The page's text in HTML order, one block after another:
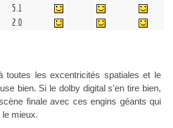
5.1
2.0
toutes les excentricités spatiales et le
bien. Si le dolby digital s'en tire bien,
finale avec ces engins géants qui
le mieux.